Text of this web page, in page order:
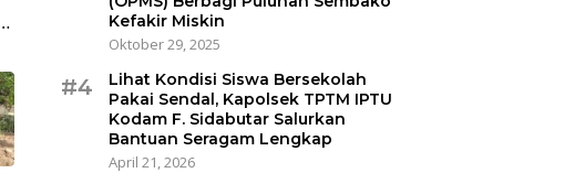
Kefakir Miskin
Oktober 29, 2025
#4
Lihat Kondisi Siswa Bersekolah
Pakai Sendal, Kapolsek TPTM IPTU
Kodam F. Sidabutar Salurkan
Bantuan Seragam Lengkap
April 21, 2026